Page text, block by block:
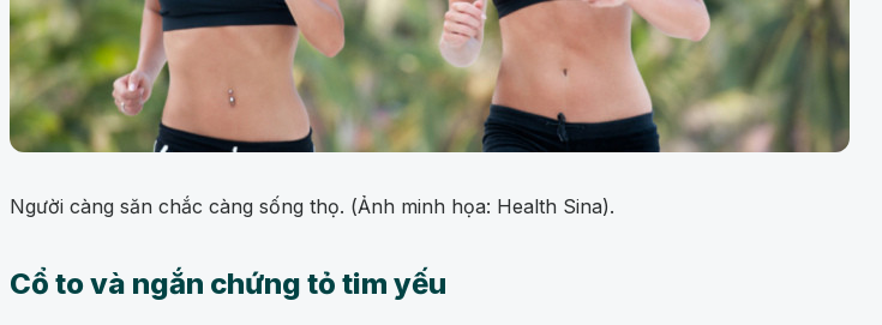
Người càng săn chắc càng sống thọ. (Ảnh minh họa: Health Sina).
Cổ to và ngắn chứng tỏ tim yếu